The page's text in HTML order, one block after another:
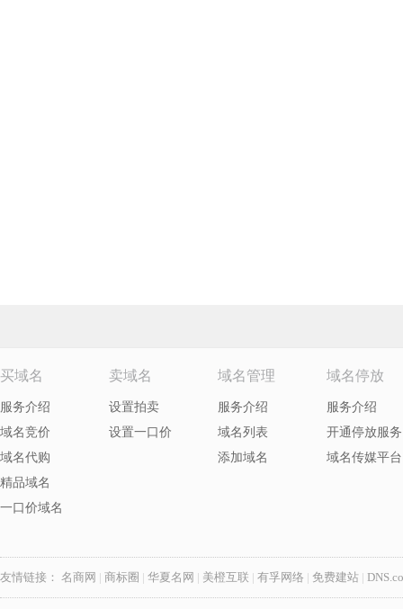
买域名
服务介绍
域名竞价
域名代购
精品域名
一口价域名
卖域名
设置拍卖
设置一口价
域名管理
服务介绍
域名列表
添加域名
域名停放
服务介绍
开通停放服务
域名传媒平台
友情链接： 名商网 | 商标圈 | 华夏名网 | 美橙互联 | 有孚网络 | 免费建站 |